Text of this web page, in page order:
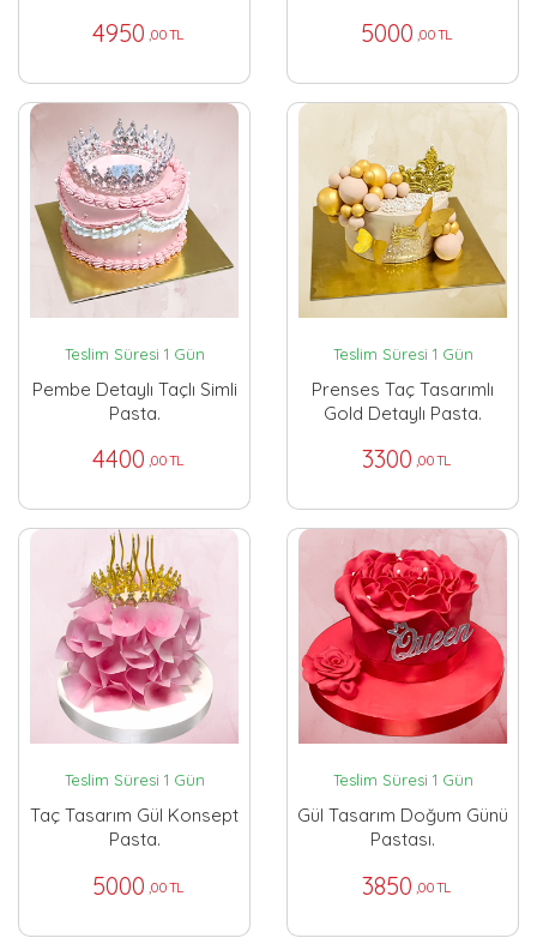
4950 ,00 TL 5000 ,00 TL
Teslim Süresi 1 Gün
Pembe Detaylı Taçlı Simli
Pasta.
4400 ,00 TL
Teslim Süresi 1 Gün
Prenses Taç Tasarımlı
Gold Detaylı Pasta.
3300 ,00 TL
Teslim Süresi 1 Gün
Taç Tasarım Gül Konsept
Pasta.
5000 ,00 TL
Teslim Süresi 1 Gün
Gül Tasarım Doğum Günü
Pastası.
3850 ,00 TL